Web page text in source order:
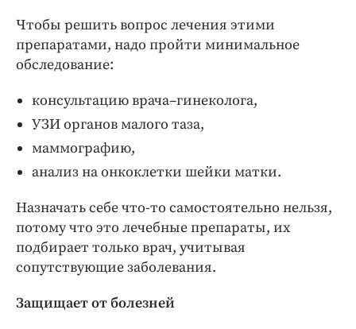
Чтобы решить вопрос лечения этими
препаратами, надо пройти минимальное
обследование:
консультацию врача–гинеколога,
УЗИ органов малого таза,
маммографию,
анализ на онкоклетки шейки матки.
Назначать себе что-то самостоятельно нельзя,
потому что это лечебные препараты, их
подбирает только врач, учитывая
сопутствующие заболевания.
Защищает от болезней